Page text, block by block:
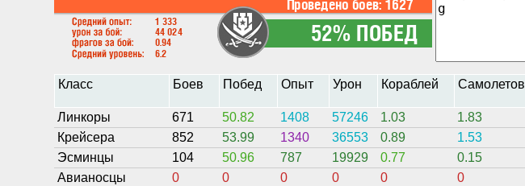
Класс Боев Побед Опыт Урон Кораблей Самолетов
Линкоры
671 50.82 1408 57246 1.03 1.83
Крейсера
852 53.99 1340 36553 0.89 1.53
Эсминцы
104 50.96 787 19929 0.77 0.15
Авианосцы
0 0 0 0 0 0